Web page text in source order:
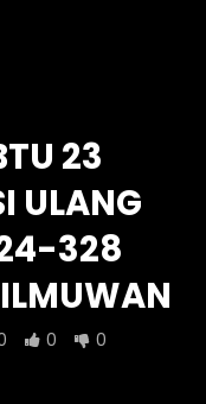
2.0
AZRUL HELMI
2 DAYS AGO
0
0
23
ULANG
328
0 0